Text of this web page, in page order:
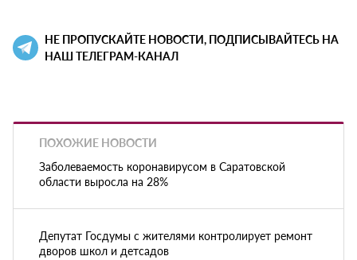
НЕ ПРОПУСКАЙТЕ НОВОСТИ, ПОДПИСЫВАЙТЕСЬ НА
НАШ ТЕЛЕГРАМ-КАНАЛ
ПОХОЖИЕ НОВОСТИ
Заболеваемость коронавирусом в Саратовской
области выросла на 28%
Депутат Госдумы с жителями контролирует ремонт
дворов школ и детсадов